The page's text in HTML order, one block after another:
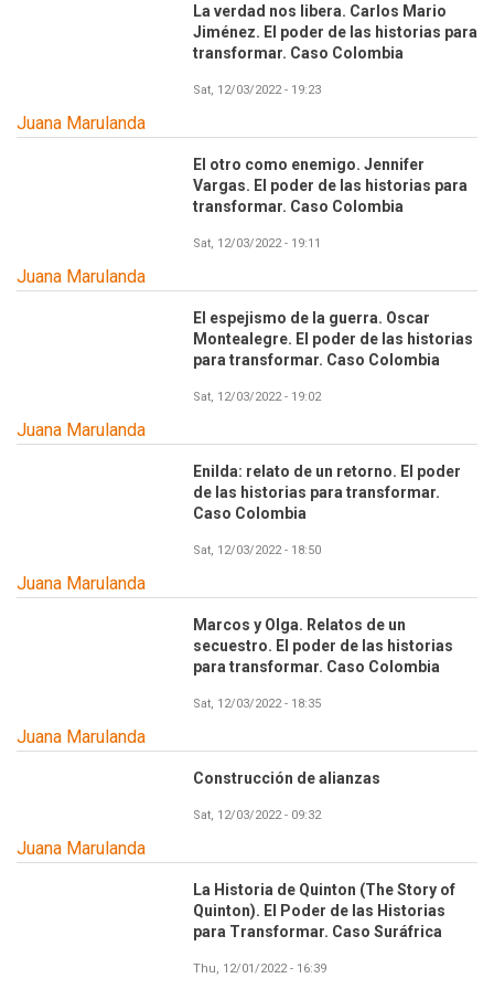
La verdad nos libera. Carlos Mario
Jiménez. El poder de las historias para
transformar. Caso Colombia
Sat, 12/03/2022 - 19:23
Juana Marulanda
El otro como enemigo. Jennifer
Vargas. El poder de las historias para
transformar. Caso Colombia
Sat, 12/03/2022 - 19:11
Juana Marulanda
El espejismo de la guerra. Oscar
Montealegre. El poder de las historias
para transformar. Caso Colombia
Sat, 12/03/2022 - 19:02
Juana Marulanda
Enilda: relato de un retorno. El poder
de las historias para transformar.
Caso Colombia
Sat, 12/03/2022 - 18:50
Juana Marulanda
Marcos y Olga. Relatos de un
secuestro. El poder de las historias
para transformar. Caso Colombia
Sat, 12/03/2022 - 18:35
Juana Marulanda
Construcción de alianzas
Sat, 12/03/2022 - 09:32
Juana Marulanda
La Historia de Quinton (The Story of
Quinton). El Poder de las Historias
para Transformar. Caso Suráfrica
Thu, 12/01/2022 - 16:39